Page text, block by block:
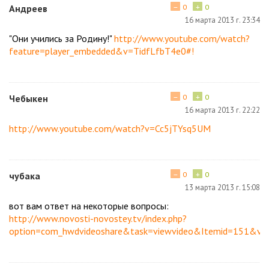
Андреев + 0
− 0
16 марта 2013 г. 23:34
"Они учились за Родину!"http://www.youtube.com/watch?
feature=player_embedded&v=TidfLfbT4e0#!
Чебыкен + 0
− 0
16 марта 2013 г. 22:22
http://www.youtube.com/watch?v=Cc5jTYsq5UM
чубака + 0
− 0
13 марта 2013 г. 15:08
вот вам ответ на некоторые вопросы:
http://www.novosti-novostey.tv/index.php?